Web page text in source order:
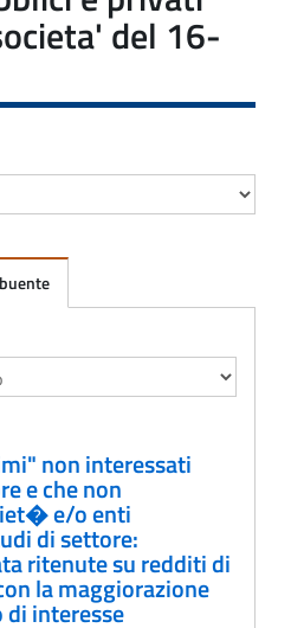
del 16-
non interessati
e che non
e/o enti
di settore:
ritenute su redditi di
la maggiorazione
di interesse